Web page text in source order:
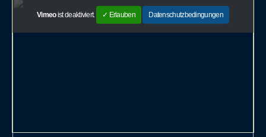
Vimeoist deaktiviert. ✓ Erlauben Datenschutzbedingungen